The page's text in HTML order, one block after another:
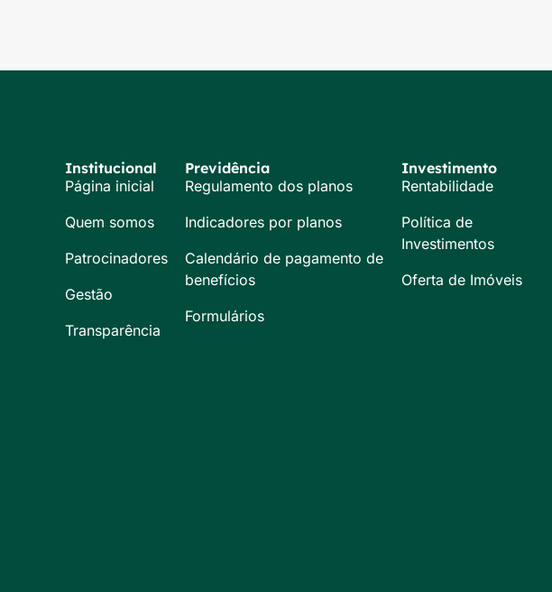
Institucional
Página inicial
Quem somos
Patrocinadores
Gestão
Transparência
Previdência
Regulamento dos planos
Indicadores por planos
Calendário de pagamento de
benefícios
Formulários
Investimento
Rentabilidade
Política de
Investimentos
Oferta de Imóveis